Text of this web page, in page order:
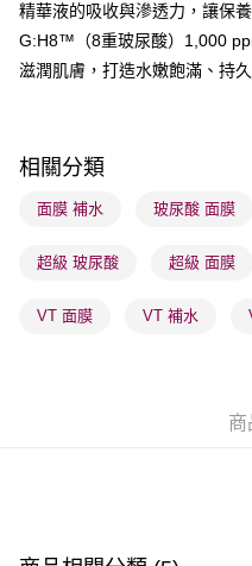
順豐自助櫃 - 確認發貨後1-3個
每筆HK$65.00，滿
確認發貨後1-3 工作天送達，訂
物流公司進行物流配送
取。逾期會取消訂單，並不會
取。逾期會取消訂單，並不會
精華液的吸收與滲透力，讓保
G:H8™（8重玻尿酸）1,000
滋潤肌膚，打造水嫩飽滿、持
相關分類
面膜 補水 玻尿酸 面膜
超級 玻尿酸 超級 面膜
VT 面膜 VT 補水
商